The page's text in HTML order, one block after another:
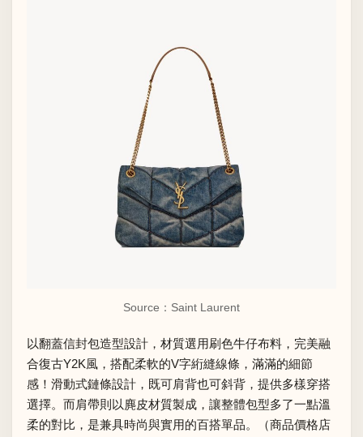
Source：Saint Laurent
以翻蓋信封包造型設計，材質選用刷色牛仔布料，完美融
合復古Y2K風，搭配柔軟的V字絎縫線條，滿滿的細節
感！滑動式鏈條設計，既可肩背也可斜背，提供多樣穿搭
選擇。而肩帶則以麂皮材質製成，讓整體包型多了一點溫
柔的對比，是兼具時尚與實用的百搭單品。（商品價格店